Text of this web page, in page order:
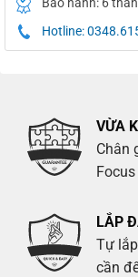
Bảo hành: 6
Hotline:
VỪA
Chân
LẮP
Tự
cần